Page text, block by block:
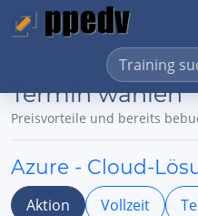
Termin wählen
Preisvorteile und bereits
Azure - Cloud-
Aktion Vollzeit